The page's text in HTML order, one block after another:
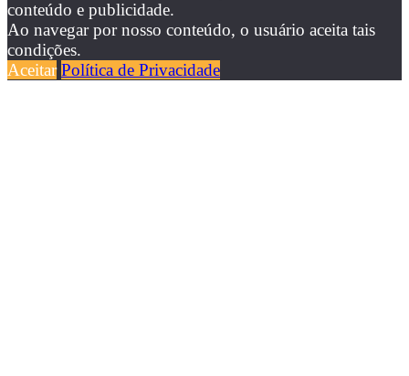
conteúdo e publicidade.
Ao navegar por nosso conteúdo, o usuário aceita tais
condições.
Aceitar Política de Privacidade